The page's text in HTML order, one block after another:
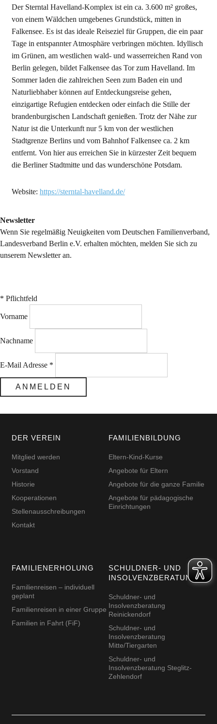
Der Sterntal Havelland-Komplex ist ein ca. 3.600 m² großes,
von einem Wäldchen umgebenes Grundstück, mitten in
Falkensee. Es ist das ideale Reiseziel für Gruppen, die ein paar
Tage in entspannter Atmosphäre verbringen möchten. Idyllisch
im Grünen, am westlichen wald- und wasserreichen Rand von
Berlin gelegen, bildet Falkensee das Tor zum Havelland. Im
Sommer laden die zahlreichen Seen zum Baden ein und
Naturliebhaber können auf Entdeckungsreise gehen,
einzigartige Refugien entdecken oder einfach die Stille der
brandenburgischen Landschaft genießen. Trotz der Nähe zur
Natur ist die Unterkunft nur 5 km von der westlichen
Stadtgrenze Berlins und vom Bahnhof Falkensee ca. 2 km
entfernt. Von hier aus erreichen Sie in kürzester Zeit bequem
die Berliner Stadtmitte und das wunderschöne Potsdam.
Website: https://sterntal-havelland.de/
Newsletter
Wenn Sie regelmäßig Neuigkeiten vom Deutschen Familienverband,
Landesverband Berlin e.V. erhalten möchten, melden Sie sich zu
unserem Newsletter an.
* Pflichtfeld
Vorname
Nachname
E-Mail Adresse *
DER VEREIN
Mitglied werden
Vorstand
Historie
Kooperationen
Stellenausschreibungen
Kontakt
FAMILIENBILDUNG
Eltern-Kind-Kurse
Angebote für Eltern
Angebote für die ganze Familie
Angebote für pädagogische
Einrichtungen
FAMILIENERHOLUNG
Familienreisen – individuell
geplant
Familienreisen in einer Gruppe
Familien in Fahrt (FiF)
SCHULDNER- UND
INSOLVENZBERATUNG
Schuldner- und
Insolvenzberatung
Reinickendorf
Schuldner- und
Insolvenzberatung
Mitte/Tiergarten
Schuldner- und
Insolvenzberatung Steglitz-
Zehlendorf